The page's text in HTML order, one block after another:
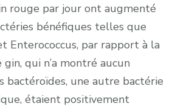
rouge par jour ont augmenté
bénéfiques telles que
Enterococcus, par rapport à la
qui n’a montré aucun
bactéroïdes, une autre bactérie
étaient positivement